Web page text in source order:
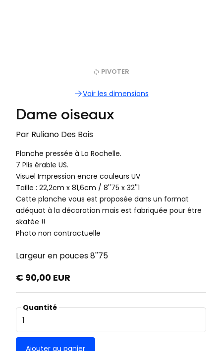
PIVOTER
Voir les dimensions
Dame oiseaux
Par Ruliano Des Bois
Planche pressée à La Rochelle.
7 Plis érable US.
Visuel Impression encre couleurs UV
Taille : 22,2cm x 81,6cm‍ / 8''75 x 32''1
Cette planche vous est proposée dans un format
adéquat à la décoration mais est fabriquée pour être
skatée !!
Photo non contractuelle
Largeur en pouces8''75
€ 90,00 EUR
Quantité